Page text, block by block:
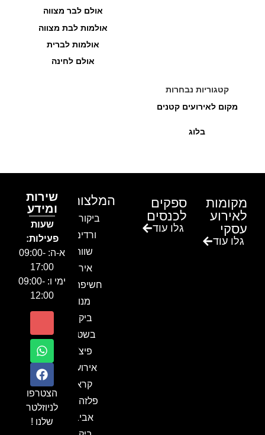
אולם לבר מצווה
אולמות לבת מצווה
אולמות לברית
אולם לחינה
קטגוריות נבחרות
מקום לאירועים קטנים
בלוג
מקומות
לאירוע
עסקי
גלו עוד
ספקים
לכנסים
גלו עוד
המלצות
ביקור בגן
ורדים –
שווה!!
אירוע
חשיפה- זיו
מנור
ביקור
בשטח-
פיצ'ר
אירועים
קראון
פלזה תל
אביב-
שירות
ומידע
שעות
פעילות:
א-ה: 09:00-
17:00
ימי ו: 09:00-
12:00
הצטרפו
לניוזלטר
שלנו !